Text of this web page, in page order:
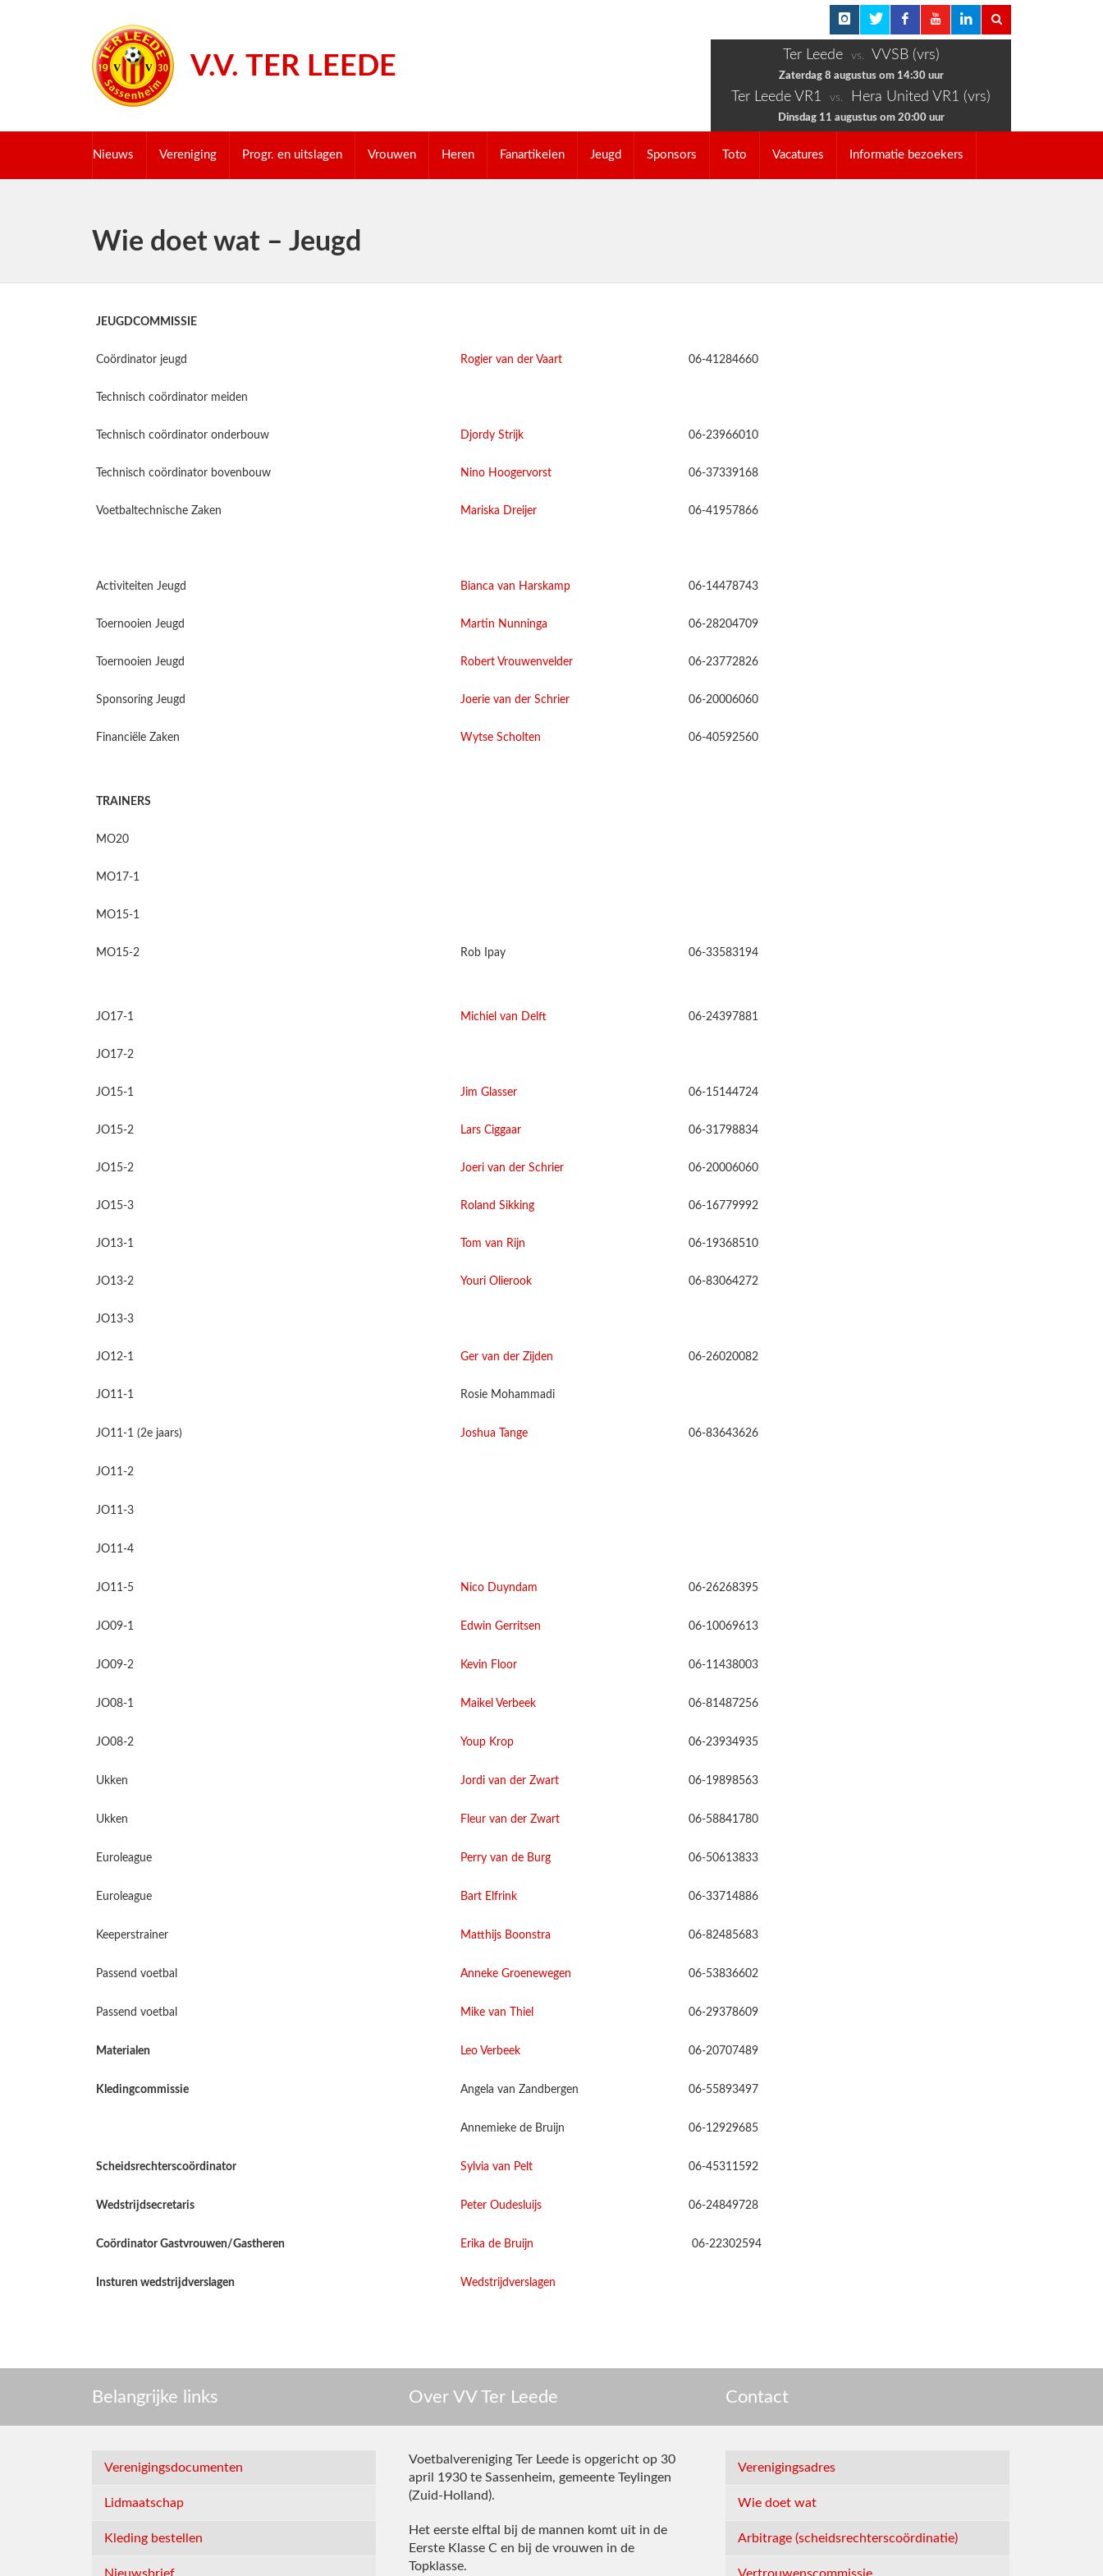
V.V. TER LEEDE Ter Leede vs. VVSB (vrs)
Zaterdag 8 augustus om 14:30 uur
Ter Leede VR1 vs. Hera United VR1 (vrs)
Dinsdag 11 augustus om 20:00 uur
Nieuws Vereniging Progr. en uitslagen Vrouwen Heren Fanartikelen Jeugd Sponsors Toto Vacatures Informatie bezoekers
Wie doet wat – Jeugd
JEUGDCOMMISSIE
Coördinator jeugd Rogier van der Vaart 06-41284660
Technisch coördinator meiden
Technisch coördinator onderbouw Djordy Strijk 06-23966010
Technisch coördinator bovenbouw Nino Hoogervorst 06-37339168
Voetbaltechnische Zaken Mariska Dreijer 06-41957866
Activiteiten Jeugd Bianca van Harskamp 06-14478743
Toernooien Jeugd Martin Nunninga 06-28204709
Toernooien Jeugd Robert Vrouwenvelder 06-23772826
Sponsoring Jeugd Joerie van der Schrier 06-20006060
Financiële Zaken Wytse Scholten 06-40592560
TRAINERS
MO20
MO17-1
MO15-1
MO15-2 Rob Ipay 06-33583194
JO17-1 Michiel van Delft 06-24397881
JO17-2
JO15-1 Jim Glasser 06-15144724
JO15-2 Lars Ciggaar 06-31798834
JO15-2 Joeri van der Schrier 06-20006060
JO15-3 Roland Sikking 06-16779992
JO13-1 Tom van Rijn 06-19368510
JO13-2 Youri Olierook 06-83064272
JO13-3
JO12-1 Ger van der Zijden 06-26020082
JO11-1 Rosie Mohammadi
JO11-1 (2e jaars) Joshua Tange 06-83643626
JO11-2
JO11-3
JO11-4
JO11-5 Nico Duyndam 06-26268395
JO09-1 Edwin Gerritsen 06-10069613
JO09-2 Kevin Floor 06-11438003
JO08-1 Maikel Verbeek 06-81487256
JO08-2 Youp Krop 06-23934935
Ukken Jordi van der Zwart 06-19898563
Ukken Fleur van der Zwart 06-58841780
Euroleague Perry van de Burg 06-50613833
Euroleague Bart Elfrink 06-33714886
Keeperstrainer Matthijs Boonstra 06-82485683
Passend voetbal Anneke Groenewegen 06-53836602
Passend voetbal Mike van Thiel 06-29378609
Materialen Leo Verbeek 06-20707489
Kledingcommissie Angela van Zandbergen 06-55893497
Annemieke de Bruijn 06-12929685
Scheidsrechterscoördinator Sylvia van Pelt 06-45311592
Wedstrijdsecretaris Peter Oudesluijs 06-24849728
Coördinator Gastvrouwen/Gastheren Erika de Bruijn 06-22302594
Insturen wedstrijdverslagen Wedstrijdverslagen
Belangrijke links
Verenigingsdocumenten
Lidmaatschap
Kleding bestellen
Over VV Ter Leede
Voetbalvereniging Ter Leede is opgericht op 30
april 1930 te Sassenheim, gemeente Teylingen
(Zuid-Holland).
Het eerste elftal bij de mannen komt uit in de
Eerste Klasse C en bij de vrouwen in de
Topklasse.
Contact
Verenigingsadres
Wie doet wat
Arbitrage (scheidsrechterscoördinatie)